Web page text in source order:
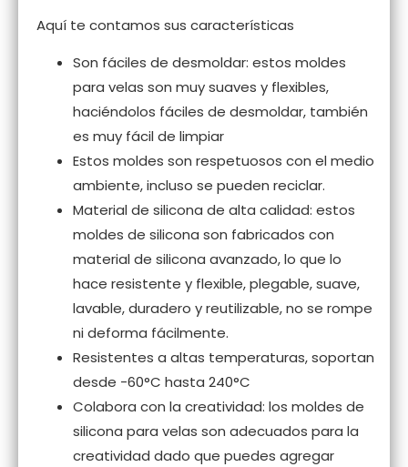
Aquí te contamos sus características
Son fáciles de desmoldar: estos moldes
para velas son muy suaves y flexibles,
haciéndolos fáciles de desmoldar, también
es muy fácil de limpiar
Estos moldes son respetuosos con el medio
ambiente, incluso se pueden reciclar.
Material de silicona de alta calidad: estos
moldes de silicona son fabricados con
material de silicona avanzado, lo que lo
hace resistente y flexible, plegable, suave,
lavable, duradero y reutilizable, no se rompe
ni deforma fácilmente.
Resistentes a altas temperaturas, soportan
desde -60°C hasta 240°C
Colabora con la creatividad: los moldes de
silicona para velas son adecuados para la
creatividad dado que puedes agregar